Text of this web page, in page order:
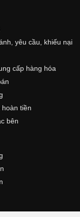
yêu cầu, khiếu nại
cấp hàng hóa
tiền
bên